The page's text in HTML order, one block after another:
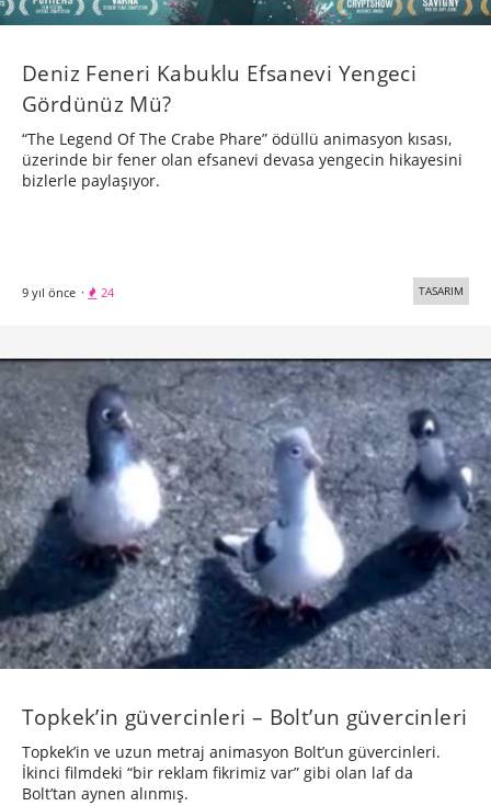
Deniz Feneri Kabuklu Efsanevi Yengeci
Gördünüz Mü?
“The Legend Of The Crabe Phare” ödüllü animasyon kısası,
üzerinde bir fener olan efsanevi devasa yengecin hikayesini
bizlerle paylaşıyor.
9 yıl önce · 24 TASARIM
Topkek’in güvercinleri – Bolt’un güvercinleri
Topkek’in ve uzun metraj animasyon Bolt’un güvercinleri.
İkinci filmdeki “bir reklam fikrimiz var” gibi olan laf da
Bolt’tan aynen alınmış.